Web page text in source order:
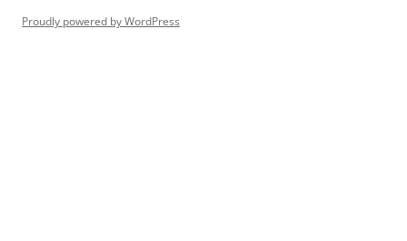
Proudly powered by WordPress